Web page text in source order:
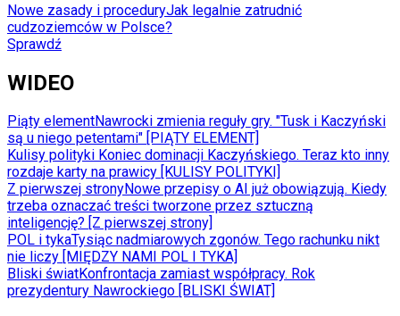
Nowe zasady i proceduryJak legalnie zatrudnić
cudzoziemców w Polsce?
Sprawdź
WIDEO
Piąty elementNawrocki zmienia reguły gry. "Tusk i Kaczyński
są u niego petentami" [PIĄTY ELEMENT]
Kulisy polityki Koniec dominacji Kaczyńskiego. Teraz kto inny
rozdaje karty na prawicy [KULISY POLITYKI]
Z pierwszej stronyNowe przepisy o AI już obowiązują. Kiedy
trzeba oznaczać treści tworzone przez sztuczną
inteligencję? [Z pierwszej strony]
POL i tykaTysiąc nadmiarowych zgonów. Tego rachunku nikt
nie liczy [MIĘDZY NAMI POL I TYKA]
Bliski światKonfrontacja zamiast współpracy. Rok
prezydentury Nawrockiego [BLISKI ŚWIAT]